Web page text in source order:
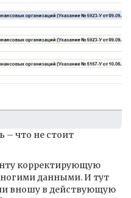
– что не стоит
корректирующую
данными. И тут
вношу в действующую